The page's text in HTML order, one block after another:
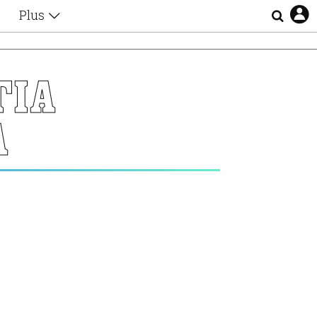
Plus
Αφιερώματα
Ζώδια
Απώλειες